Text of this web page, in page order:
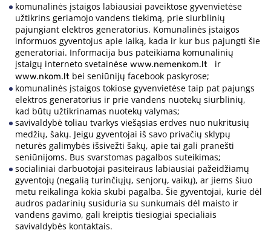
komunalinės įstaigos labiausiai paveiktose gyvenvietėse
užtikrins geriamojo vandens tiekimą, prie siurblinių
pajungiant elektros generatorius. Komunalinės įstaigos
informuos gyventojus apie laiką, kada ir kur bus pajungti šie
generatoriai. Informacija bus pateikiama komunalinių
įstaigų interneto svetainėse www.nemenkom.lt ir
www.nkom.lt bei seniūnijų facebook paskyrose;
komunalinės įstaigos tokiose gyvenvietėse taip pat pajungs
elektros generatorius ir prie vandens nuotekų siurblinių,
kad būtų užtikrinamas nuotekų valymas;
savivaldybė toliau tvarkys viešąsias erdves nuo nukritusių
medžių, šakų. Jeigu gyventojai iš savo privačių sklypų
neturės galimybės išsivežti šakų, apie tai gali pranešti
seniūnijoms. Bus svarstomas pagalbos suteikimas;
socialiniai darbuotojai pasiteiraus labiausiai pažeidžiamų
gyventojų (negalią turinčiųjų, senjorų, vaikų), ar jiems šiuo
metu reikalinga kokia skubi pagalba. Šie gyventojai, kurie dėl
audros padarinių susiduria su sunkumais dėl maisto ir
vandens gavimo, gali kreiptis tiesiogiai specialiais
savivaldybės kontaktais.